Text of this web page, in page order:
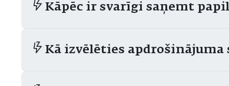
Kāpēc ir svarīgi saņemt
Kā izvēlēties apdrošinājuma